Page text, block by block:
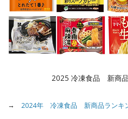
2025 冷凍食品 新商
→ 2024年 冷凍食品 新商品ランキ